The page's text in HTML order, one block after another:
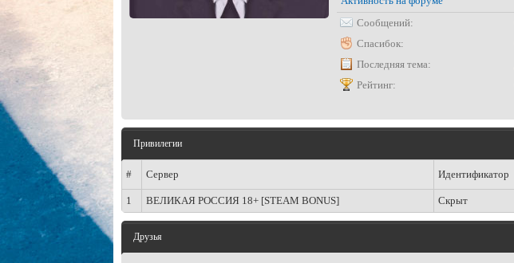
Сообщений:
Спасибок:
Последняя тема:
Рейтинг:
Привилегии
# Сервер Идентификатор
1 ВЕЛИКАЯ РОССИЯ 18+ [STEAM BONUS] Скрыт
Друзья